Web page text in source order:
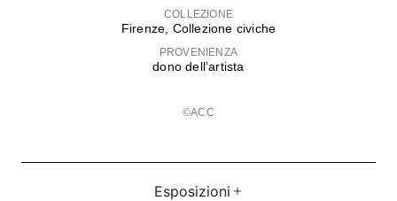
COLLEZIONE
Firenze, Collezione civiche
PROVENIENZA
dono dell’artista
©ACC
Esposizioni